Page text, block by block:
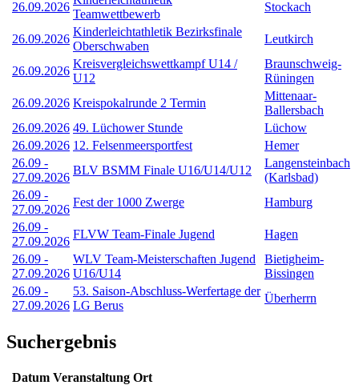
26.09.2026
Teamwettbewerb
Stockach
26.09.2026
Kinderleichtathletik Bezirksfinale
Oberschwaben
Leutkirch
26.09.2026
Kreisvergleichswettkampf U14 /
U12
Braunschweig-
Rüningen
26.09.2026 Kreispokalrunde 2 Termin
Mittenaar-
Ballersbach
26.09.2026 49. Lüchower Stunde
Lüchow
26.09.2026 12. Felsenmeersportfest
Hemer
26.09 -
27.09.2026
BLV BSMM Finale U16/U14/U12
Langensteinbach
(Karlsbad)
26.09 -
27.09.2026
Fest der 1000 Zwerge
Hamburg
26.09 -
27.09.2026
FLVW Team-Finale Jugend
Hagen
26.09 -
27.09.2026
WLV Team-Meisterschaften Jugend
U16/U14
Bietigheim-
Bissingen
26.09 -
27.09.2026
53. Saison-Abschluss-Werfertage der
LG Berus
Überherrn
Suchergebnis
Datum Veranstaltung Ort